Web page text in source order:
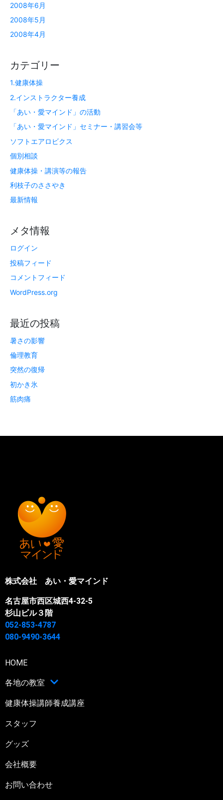
2008年6月
2008年5月
2008年4月
カテゴリー
1.健康体操
2.インストラクター養成
「あい・愛マインド」の活動
「あい・愛マインド」セミナー・講習会等
ソフトエアロビクス
個別相談
健康体操・講演等の報告
利枝子のささやき
最新情報
メタ情報
ログイン
投稿フィード
コメントフィード
WordPress.org
最近の投稿
暑さの影響
倫理教育
突然の復帰
初かき氷
筋肉痛
株式会社 あい・愛マインド
名古屋市西区城西4-32-5
杉山ビル３階
052-853-4787
080-9490-3644
HOME
各地の教室
健康体操講師養成講座
スタッフ
グッズ
会社概要
お問い合わせ